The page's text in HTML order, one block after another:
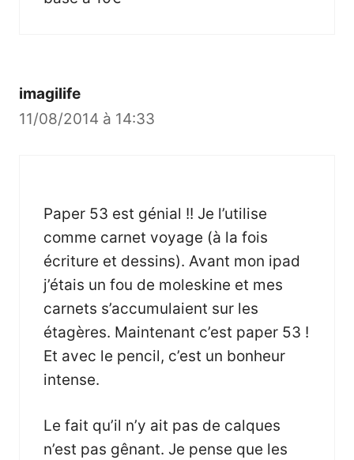
imagilife
11/08/2014 à 14:33
Paper 53 est génial !! Je l’utilise
comme carnet voyage (à la fois
écriture et dessins). Avant mon ipad
j’étais un fou de moleskine et mes
carnets s’accumulaient sur les
étagères. Maintenant c’est paper 53 !
Et avec le pencil, c’est un bonheur
intense.
Le fait qu’il n’y ait pas de calques
n’est pas gênant. Je pense que les